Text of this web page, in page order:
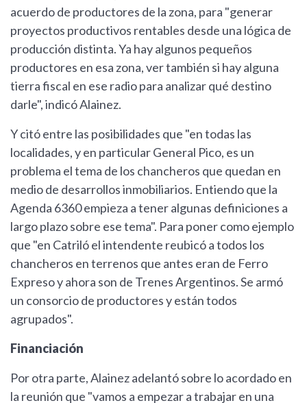
acuerdo de productores de la zona, para "generar
proyectos productivos rentables desde una lógica de
producción distinta. Ya hay algunos pequeños
productores en esa zona, ver también si hay alguna
tierra fiscal en ese radio para analizar qué destino
darle", indicó Alainez.
Y citó entre las posibilidades que "en todas las
localidades, y en particular General Pico, es un
problema el tema de los chancheros que quedan en
medio de desarrollos inmobiliarios. Entiendo que la
Agenda 6360 empieza a tener algunas definiciones a
largo plazo sobre ese tema". Para poner como ejemplo
que "en Catriló el intendente reubicó a todos los
chancheros en terrenos que antes eran de Ferro
Expreso y ahora son de Trenes Argentinos. Se armó
un consorcio de productores y están todos
agrupados".
Financiación
Por otra parte, Alainez adelantó sobre lo acordado en
la reunión que "vamos a empezar a trabajar en una